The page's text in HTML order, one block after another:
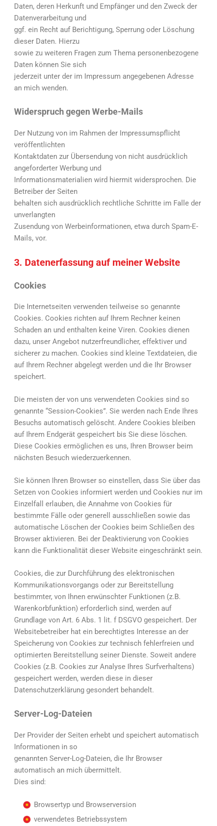
Daten, deren Herkunft und Empfänger und den Zweck der
Datenverarbeitung und
ggf. ein Recht auf Berichtigung, Sperrung oder Löschung
dieser Daten. Hierzu
sowie zu weiteren Fragen zum Thema personenbezogene
Daten können Sie sich
jederzeit unter der im Impressum angegebenen Adresse
an mich wenden.
Widerspruch gegen Werbe-Mails
Der Nutzung von im Rahmen der Impressumspflicht
veröffentlichten
Kontaktdaten zur Übersendung von nicht ausdrücklich
angeforderter Werbung und
Informationsmaterialien wird hiermit widersprochen. Die
Betreiber der Seiten
behalten sich ausdrücklich rechtliche Schritte im Falle der
unverlangten
Zusendung von Werbeinformationen, etwa durch Spam-E-
Mails, vor.
3. Datenerfassung auf meiner Website
Cookies
Die Internetseiten verwenden teilweise so genannte
Cookies. Cookies richten auf Ihrem Rechner keinen
Schaden an und enthalten keine Viren. Cookies dienen
dazu, unser Angebot nutzerfreundlicher, effektiver und
sicherer zu machen. Cookies sind kleine Textdateien, die
auf Ihrem Rechner abgelegt werden und die Ihr Browser
speichert.
Die meisten der von uns verwendeten Cookies sind so
genannte “Session-Cookies”. Sie werden nach Ende Ihres
Besuchs automatisch gelöscht. Andere Cookies bleiben
auf Ihrem Endgerät gespeichert bis Sie diese löschen.
Diese Cookies ermöglichen es uns, Ihren Browser beim
nächsten Besuch wiederzuerkennen.
Sie können Ihren Browser so einstellen, dass Sie über das
Setzen von Cookies informiert werden und Cookies nur im
Einzelfall erlauben, die Annahme von Cookies für
bestimmte Fälle oder generell ausschließen sowie das
automatische Löschen der Cookies beim Schließen des
Browser aktivieren. Bei der Deaktivierung von Cookies
kann die Funktionalität dieser Website eingeschränkt sein.
Cookies, die zur Durchführung des elektronischen
Kommunikationsvorgangs oder zur Bereitstellung
bestimmter, von Ihnen erwünschter Funktionen (z.B.
Warenkorbfunktion) erforderlich sind, werden auf
Grundlage von Art. 6 Abs. 1 lit. f DSGVO gespeichert. Der
Websitebetreiber hat ein berechtigtes Interesse an der
Speicherung von Cookies zur technisch fehlerfreien und
optimierten Bereitstellung seiner Dienste. Soweit andere
Cookies (z.B. Cookies zur Analyse Ihres Surfverhaltens)
gespeichert werden, werden diese in dieser
Datenschutzerklärung gesondert behandelt.
Server-Log-Dateien
Der Provider der Seiten erhebt und speichert automatisch
Informationen in so
genannten Server-Log-Dateien, die Ihr Browser
automatisch an mich übermittelt.
Dies sind:
Browsertyp und Browserversion
verwendetes Betriebssystem